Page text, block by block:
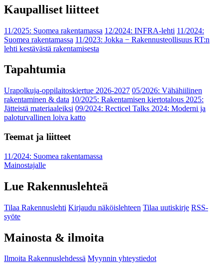
Kaupalliset liitteet
11/2025: Suomea rakentamassa 12/2024: INFRA-lehti 11/2024:
Suomea rakentamassa 11/2023: Jokka − Rakennusteollisuus RT:n
lehti kestävästä rakentamisesta
Tapahtumia
Urapolkuja-oppilaitoskiertue 2026-2027 05/2026: Vähähiilinen
rakentaminen & data 10/2025: Rakentamisen kiertotalous 2025:
Jätteistä materiaaleiksi 09/2024: Recticel Talks 2024: Moderni ja
paloturvallinen loiva katto
Teemat ja liitteet
11/2024: Suomea rakentamassa
Mainostajalle
Lue Rakennuslehteä
Tilaa Rakennuslehti Kirjaudu näköislehteen Tilaa uutiskirje RSS-
syöte
Mainosta & ilmoita
Ilmoita Rakennuslehdessä Myynnin yhteystiedot